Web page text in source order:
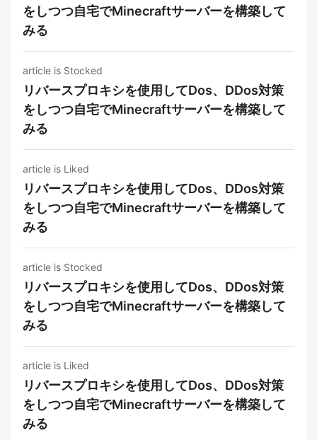
をしつつ自宅でMinecraftサーバーを構築して
みる
article is Stocked
リバースプロキシを使用してDos、DDos対策
をしつつ自宅でMinecraftサーバーを構築して
みる
article is Liked
リバースプロキシを使用してDos、DDos対策
をしつつ自宅でMinecraftサーバーを構築して
みる
article is Stocked
リバースプロキシを使用してDos、DDos対策
をしつつ自宅でMinecraftサーバーを構築して
みる
article is Liked
リバースプロキシを使用してDos、DDos対策
をしつつ自宅でMinecraftサーバーを構築して
みる